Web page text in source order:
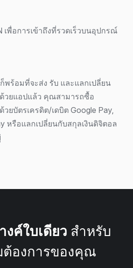
เพื่อการเข้าถึงที่รวดเร็วบนอุปกรณ์
ร้อมที่จะส่ง รับ และแลกเปลี่ยน
วยแอปแล้ว คุณสามารถซื้อ
วยบัตรเครดิต/เดบิต Google Pay,
หรือแลกเปลี่ยนกับสกุลเงินดิจิตอล
งค์ใบเดียว สำหรับ
องการของคุณ